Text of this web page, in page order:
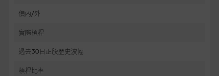
價內/外
實際槓桿
過去30日正股歷史波幅
槓桿比率